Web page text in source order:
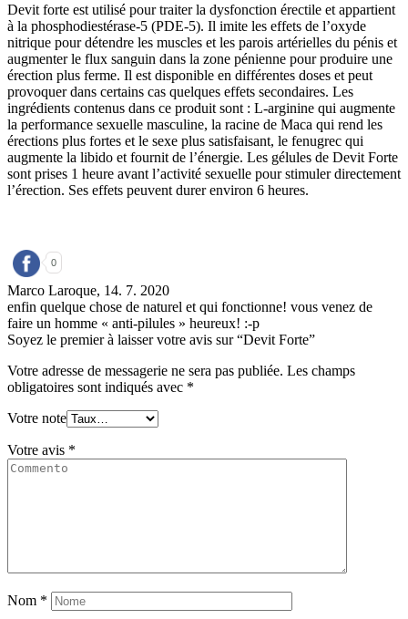
Devit forte est utilisé pour traiter la dysfonction érectile et appartient
à la phosphodiestérase-5 (PDE-5). Il imite les effets de l’oxyde
nitrique pour détendre les muscles et les parois artérielles du pénis et
augmenter le flux sanguin dans la zone pénienne pour produire une
érection plus ferme. Il est disponible en différentes doses et peut
provoquer dans certains cas quelques effets secondaires. Les
ingrédients contenus dans ce produit sont : L-arginine qui augmente
la performance sexuelle masculine, la racine de Maca qui rend les
érections plus fortes et le sexe plus satisfaisant, le fenugrec qui
augmente la libido et fournit de l’énergie. Les gélules de Devit Forte
sont prises 1 heure avant l’activité sexuelle pour stimuler directement
l’érection. Ses effets peuvent durer environ 6 heures.
0
Marco Laroque, 14. 7. 2020
enfin quelque chose de naturel et qui fonctionne! vous venez de
faire un homme « anti-pilules » heureux! :-p
Soyez le premier à laisser votre avis sur “Devit Forte”
Votre adresse de messagerie ne sera pas publiée. Les champs
obligatoires sont indiqués avec *
Votre note
Votre avis *
Nom *